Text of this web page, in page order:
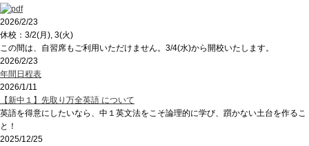
2026/2/23
休校：3/2(月), 3(火)
この間は、自習席もご利用いただけません。3/4(水)から開校いたします。
2026/2/23
年間日程表
2026/1/11
【新中１】先取り万全英語 について
英語を得意にしたいなら、中１英文法をこそ論理的に学び、躓かない土台を作るこ
と！
2025/12/25